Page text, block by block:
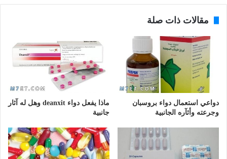
مقالات ذات صلة
دواعي استعمال دواء بروسبان
وجرعته وأثآره الجانبية
ماذا يفعل دواء deanxit وهل له آثار
جانبية